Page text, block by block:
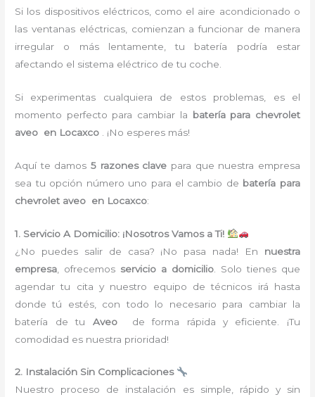
Si los dispositivos eléctricos, como el aire acondicionado o
las ventanas eléctricas, comienzan a funcionar de manera
irregular o más lentamente, tu batería podría estar
afectando el sistema eléctrico de tu coche.
Si experimentas cualquiera de estos problemas, es el
momento perfecto para cambiar la batería para chevrolet
aveo en Locaxco
. ¡No esperes más!
Aquí te damos5 razones clave para que nuestra empresa
sea tu opción número uno para el cambio de batería para
chevrolet aveo en Locaxco:
1. Servicio A Domicilio: ¡Nosotros Vamos a Ti!
¿No puedes salir de casa? ¡No pasa nada! En nuestra
empresa , ofrecemos servicio a domicilio . Solo tienes que
agendar tu cita y nuestro equipo de técnicos irá hasta
donde tú estés, con todo lo necesario para cambiar la
batería de tu Aveo
de forma rápida y eficiente. ¡Tu
comodidad es nuestra prioridad!
2. Instalación Sin Complicaciones
Nuestro proceso de instalación es simple, rápido y sin